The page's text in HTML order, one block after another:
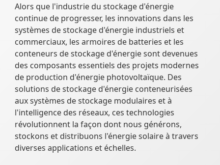
Alors que l'industrie du stockage d'énergie
continue de progresser, les innovations dans les
systèmes de stockage d'énergie industriels et
commerciaux, les armoires de batteries et les
conteneurs de stockage d'énergie sont devenues
des composants essentiels des projets modernes
de production d'énergie photovoltaïque. Des
solutions de stockage d'énergie conteneurisées
aux systèmes de stockage modulaires et à
l'intelligence des réseaux, ces technologies
révolutionnent la façon dont nous générons,
stockons et distribuons l'énergie solaire à travers
diverses applications et échelles.